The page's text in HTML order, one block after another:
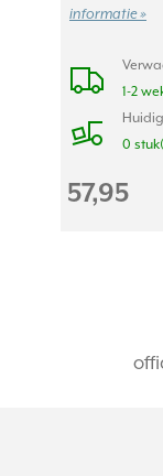
informatie »
1-2
0
57,95